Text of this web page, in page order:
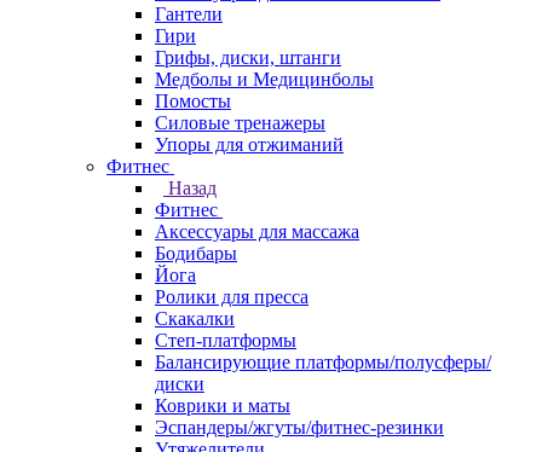
Гантели
Гири
Грифы, диски, штанги
Медболы и Медицинболы
Помосты
Силовые тренажеры
Упоры для отжиманий
Фитнес
Назад
Фитнес
Аксессуары для массажа
Бодибары
Йога
Ролики для пресса
Скакалки
Степ-платформы
Балансирующие платформы/полусферы/
диски
Коврики и маты
Эспандеры/жгуты/фитнес-резинки